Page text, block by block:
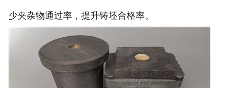
少夹杂物通过率，提升铸坯合格率。